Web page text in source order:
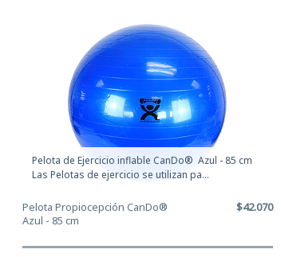
Pelota de Ejercicio inflable CanDo® Azul - 85 cm
Las Pelotas de ejercicio se utilizan pa...
Pelota Propiocepción CanDo®
Azul - 85 cm
$42.070